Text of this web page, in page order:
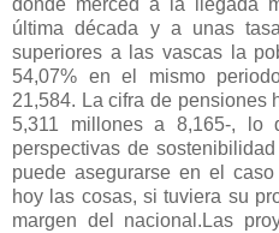
donde merced a la llegada
última década y a unas
superiores a las vascas la
54,07% en el mismo
21,584. La cifra de pensiones
5,311 millones a 8,165-, lo
perspectivas de
puede asegurarse en el
hoy las cosas, si tuviera su
margen del nacional.Las